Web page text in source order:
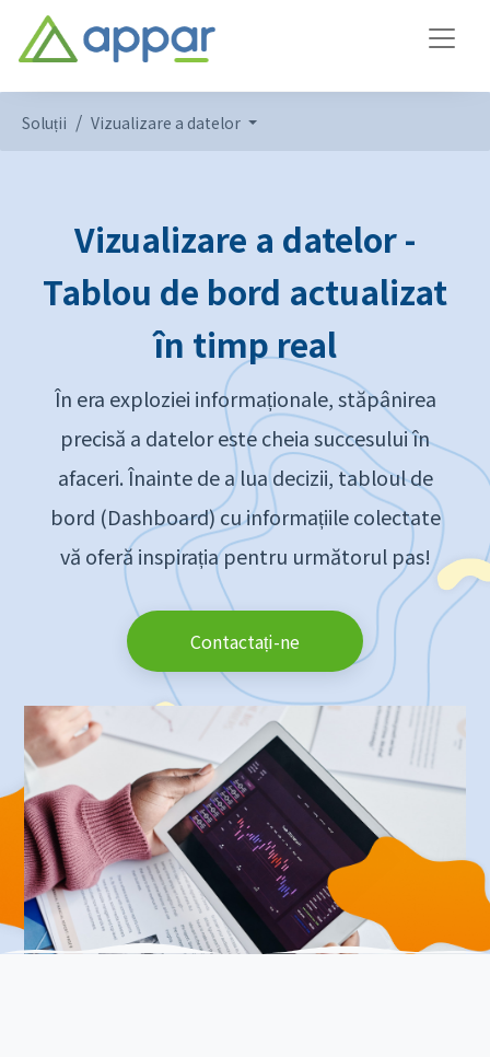
Soluții Vizualizare a datelor
Vizualizare a datelor -
Tablou de bord actualizat
în timp real
În era exploziei informaționale, stăpânirea
precisă a datelor este cheia succesului în
afaceri. Înainte de a lua decizii, tabloul de
bord (Dashboard) cu informațiile colectate
vă oferă inspirația pentru următorul pas!
Contactați-ne